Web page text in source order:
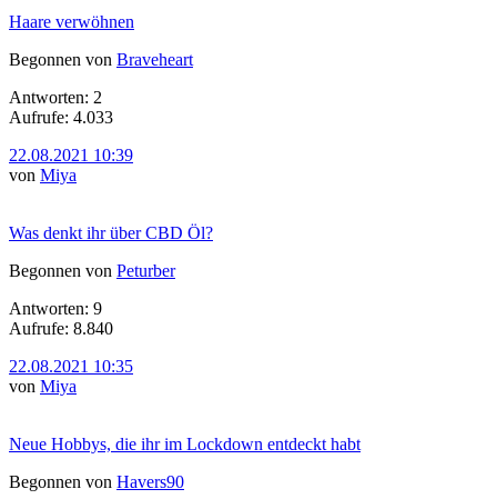
Haare verwöhnen
Begonnen von Braveheart
Antworten: 2
Aufrufe: 4.033
22.08.2021 10:39
von Miya
Was denkt ihr über CBD Öl?
Begonnen von Peturber
Antworten: 9
Aufrufe: 8.840
22.08.2021 10:35
von Miya
Neue Hobbys, die ihr im Lockdown entdeckt habt
Begonnen von Havers90